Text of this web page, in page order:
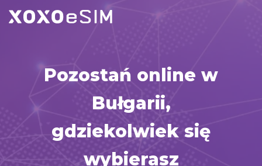
Przejdź
do
Pozostań online w
Bułgarii,
gdziekolwiek się
wybierasz